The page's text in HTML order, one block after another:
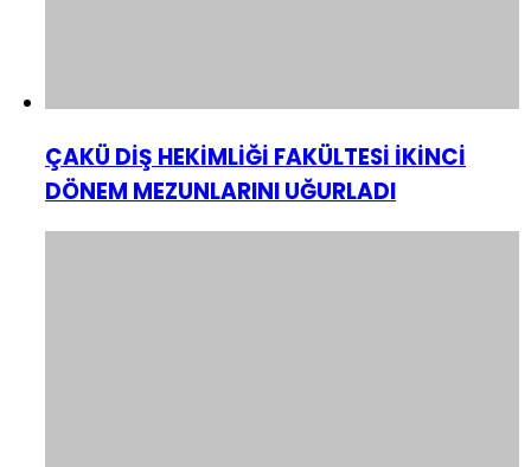
ÇAKÜ DİŞ HEKİMLİĞİ FAKÜLTESİ İKİNCİ
DÖNEM MEZUNLARINI UĞURLADI